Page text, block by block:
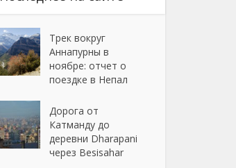
Трек вокруг
Аннапурны в
ноябре: отчет о
поездке в Непал
Дорога от
Катманду до
деревни Dharapani
через Besisahar